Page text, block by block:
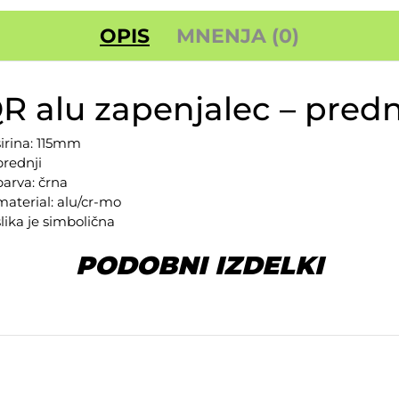
OPIS MNENJA (0)
alu zapenjalec –
115mm
črna
alu/cr-mo
je simbolična
PODOBNI IZDELKI